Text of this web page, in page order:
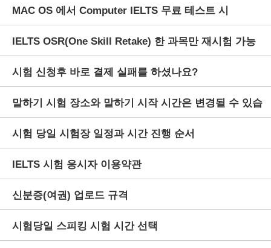
MAC OS 에서 Computer IELTS 무료 테스트 시
Listening 음성이 들리지 않을 경우
IELTS OSR(One Skill Retake) 한 과목만 재시험 가능
한 제도
시험 신청후 바로 결제 실패를 하셨나요?
말하기 시험 장소와 말하기 시작 시간은 변경될 수 있습
니다.
시험 당일 시험장 일정과 시간 진행 순서
IELTS 시험 응시자 이용약관
신분증(여권) 업로드 규격
시험당일 스피킹 시험 시간 선택